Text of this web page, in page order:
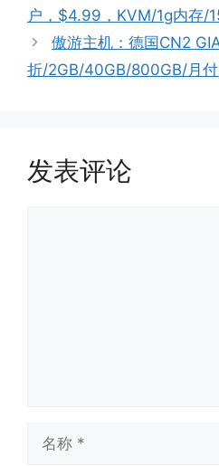
户，$4.99，KVM/1g内存/
傲游主机：德国CN2
折/2GB/40GB/800GB/月
发表评论